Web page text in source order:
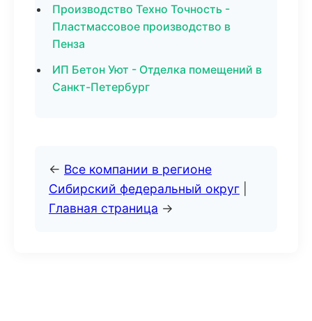
Производство Техно Точность -
Пластмассовое производство в
Пенза
ИП Бетон Уют - Отделка помещений в
Санкт-Петербург
← Все компании в регионе
Сибирский федеральный округ
Главная страница →